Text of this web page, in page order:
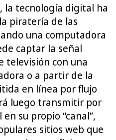
la tecnología digital ha
piratería de las
una computadora
captar la señal
televisión con una
o a partir de la
en línea por flujo
luego transmitir por
su propio “canal”,
sitios web que